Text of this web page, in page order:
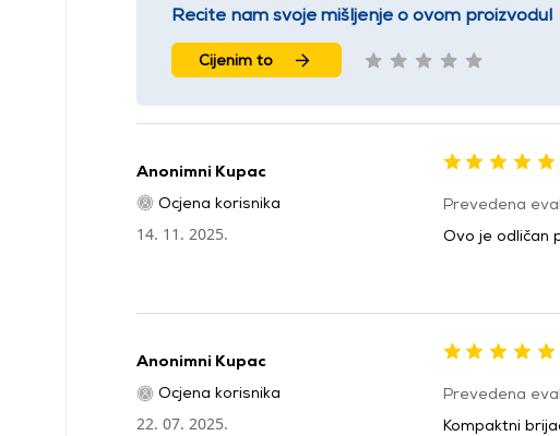
Recite nam svoje mišljenje o ovom proizvodu!
Cijenim to
Anonimni Kupac
Ocjena korisnika
14. 11. 2025.
Prevedena
Ovo je odličan
Anonimni Kupac
Ocjena korisnika
22. 07. 2025.
Prevedena
Kompaktni